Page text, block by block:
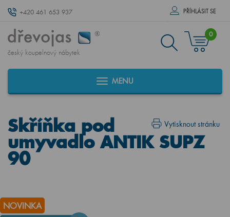
+420 461 653 937 PŘÍHLÁSIT SE
český koupelnový nábytek
0
MENU
Vytisknout stránku
Skříňka pod
umyvadlo ANTIK SUPZ
90
NOVINKA